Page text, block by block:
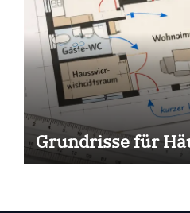
Grundrisse für